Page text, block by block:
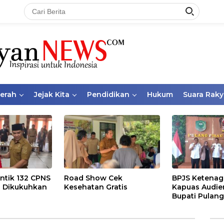
Jejak Kita Pendidikan Hukum Suara
132 CPNS
Dikukuhkan
Road Show Cek
Kesehatan Gratis
BPJS
Kapuas
Bupati